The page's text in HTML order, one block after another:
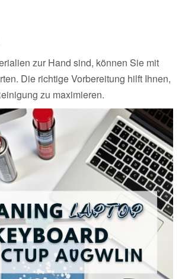
zur Hand sind, können Sie mit
Die richtige Vorbereitung hilft Ihnen,
zu maximieren.